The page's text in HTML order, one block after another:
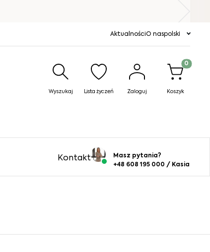
AktualnościO naspolski
Wyszukaj Lista życzeń Zaloguj
Produkty
Koszyk
Kontakt
Masz pytania?
+48 608 195 000 / Kasia